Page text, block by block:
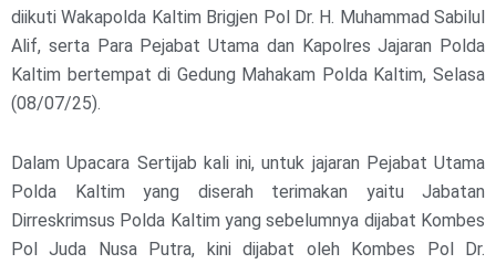
diikuti Wakapolda Kaltim Brigjen Pol Dr. H. Muhammad Sabilul
Alif, serta Para Pejabat Utama dan Kapolres Jajaran Polda
Kaltim bertempat di Gedung Mahakam Polda Kaltim, Selasa
(08/07/25).
Dalam Upacara Sertijab kali ini, untuk jajaran Pejabat Utama
Polda Kaltim yang diserah terimakan yaitu Jabatan
Dirreskrimsus Polda Kaltim yang sebelumnya dijabat Kombes
Pol Juda Nusa Putra, kini dijabat oleh Kombes Pol Dr.